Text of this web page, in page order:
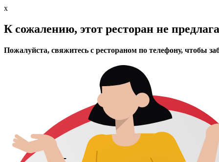
x
К сожалению, этот ресторан не
Пожалуйста, свяжитесь с рестораном по телефону, чтобы